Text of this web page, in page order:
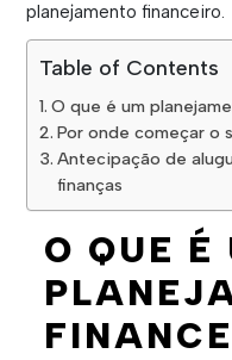
planejamento financeiro.
Table of Contents
O que é um
Por onde começar o
Antecipação de
finanças
O QUE É